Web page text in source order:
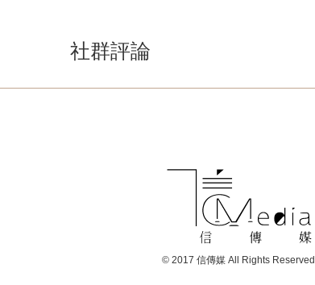
社群評論
© 2017 信傳媒 All Rights Reserved.